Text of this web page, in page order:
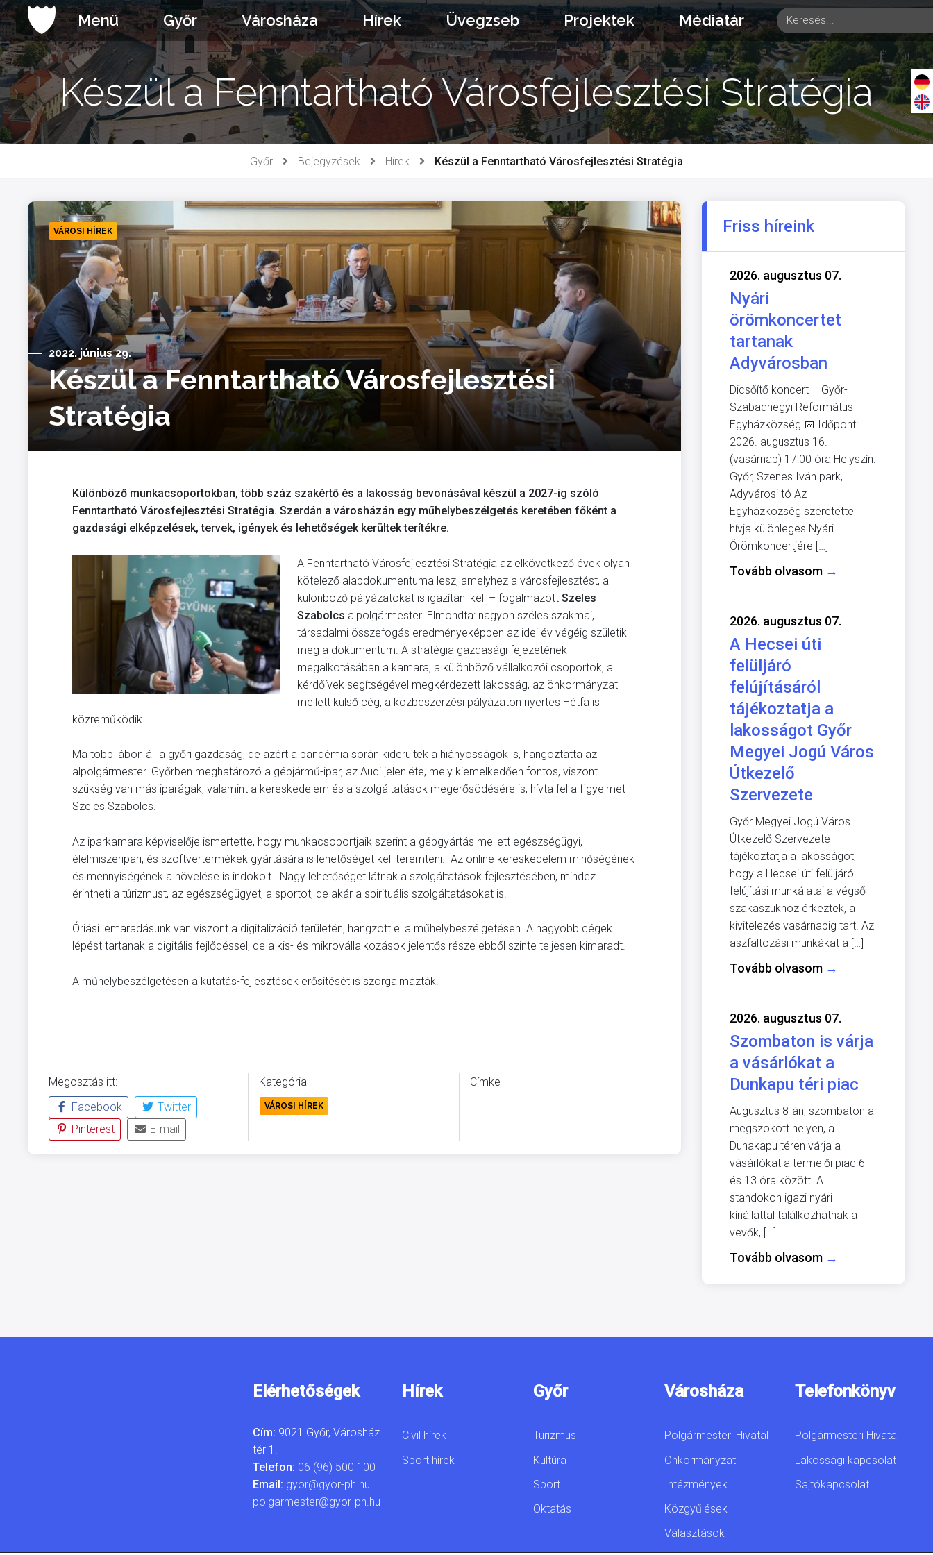
Ugrás
a
tartalomhoz
Menü Győr Városháza Hírek Üvegzseb Projektek Médiatár
Készül a Fenntartható Városfejlesztési Stratégia
Győr Bejegyzések Hírek Készül a Fenntartható Városfejlesztési Stratégia
VÁROSI HÍREK
2022. június 29.
Készül a Fenntartható Városfejlesztési
Stratégia
Különböző munkacsoportokban, több száz szakértő és a lakosság bevonásával készül a 2027-ig szóló
Fenntartható Városfejlesztési Stratégia. Szerdán a városházán egy műhelybeszélgetés keretében főként a
gazdasági elképzelések, tervek, igények és lehetőségek kerültek terítékre.
A Fenntartható Városfejlesztési Stratégia az elkövetkező évek olyan
kötelező alapdokumentuma lesz, amelyhez a városfejlesztést, a
különböző pályázatokat is igazítani kell – fogalmazott Szeles
Szabolcs alpolgármester. Elmondta: nagyon széles szakmai,
társadalmi összefogás eredményeképpen az idei év végéig születik
meg a dokumentum. A stratégia gazdasági fejezetének
megalkotásában a kamara, a különböző vállalkozói csoportok, a
kérdőívek segítségével megkérdezett lakosság, az önkormányzat
mellett külső cég, a közbeszerzési pályázaton nyertes Hétfa is
közreműködik.
Ma több lábon áll a győri gazdaság, de azért a pandémia során kiderültek a hiányosságok is, hangoztatta az
alpolgármester. Győrben meghatározó a gépjármű-ipar, az Audi jelenléte, mely kiemelkedően fontos, viszont
szükség van más iparágak, valamint a kereskedelem és a szolgáltatások megerősödésére is, hívta fel a figyelmet
Szeles Szabolcs.
Az iparkamara képviselője ismertette, hogy munkacsoportjaik szerint a gépgyártás mellett egészségügyi,
élelmiszeripari, és szoftvertermékek gyártására is lehetőséget kell teremteni. Az online kereskedelem minőségének
és mennyiségének a növelése is indokolt. Nagy lehetőséget látnak a szolgáltatások fejlesztésében, mindez
érintheti a túrizmust, az egészségügyet, a sportot, de akár a spirituális szolgáltatásokat is.
Óriási lemaradásunk van viszont a digitalizáció területén, hangzott el a műhelybeszélgetésen. A nagyobb cégek
lépést tartanak a digitális fejlődéssel, de a kis- és mikrovállalkozások jelentős része ebből szinte teljesen kimaradt.
A műhelybeszélgetésen a kutatás-fejlesztések erősítését is szorgalmazták.
Megosztás itt:
Facebook
Twitter
Pinterest
E-mail
Kategória
VÁROSI HÍREK
Címke
-
Friss híreink
2026. augusztus 07.
Nyári
örömkoncertet
tartanak
Adyvárosban
Dicsőítő koncert – Győr-
Szabadhegyi Református
Egyházközség 📅 Időpont:
2026. augusztus 16.
(vasárnap) 17:00 óra Helyszín:
Győr, Szenes Iván park,
Adyvárosi tó Az
Egyházközség szeretettel
hívja különleges Nyári
Örömkoncertjére […]
Tovább olvasom →
2026. augusztus 07.
A Hecsei úti
felüljáró
felújításáról
tájékoztatja a
lakosságot Győr
Megyei Jogú Város
Útkezelő
Szervezete
Győr Megyei Jogú Város
Útkezelő Szervezete
tájékoztatja a lakosságot,
hogy a Hecsei úti felüljáró
felújítási munkálatai a végső
szakaszukhoz érkeztek, a
kivitelezés vasárnapig tart. Az
aszfaltozási munkákat a […]
Tovább olvasom →
2026. augusztus 07.
Szombaton is várja
a vásárlókat a
Dunkapu téri piac
Augusztus 8-án, szombaton a
megszokott helyen, a
Dunakapu téren várja a
vásárlókat a termelői piac 6
és 13 óra között. A
standokon igazi nyári
kínállattal találkozhatnak a
vevők, […]
Tovább olvasom →
Elérhetőségek
Cím: 9021 Győr, Városház
tér 1.
Telefon: 06 (96) 500 100
Email: gyor@gyor-ph.hu
polgarmester@gyor-ph.hu
Hírek
Civil hírek
Sport hírek
Győr
Turizmus
Kultúra
Sport
Oktatás
Városháza
Polgármesteri Hivatal
Önkormányzat
Intézmények
Közgyűlések
Választások
Telefonkönyv
Polgármesteri Hivatal
Lakossági kapcsolat
Sajtókapcsolat